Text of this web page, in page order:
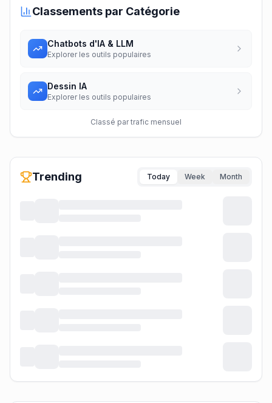
Classements par Catégorie
Chatbots d'IA & LLM
Explorer les outils populaires
Dessin IA
Explorer les outils populaires
Classé par trafic mensuel
Trending Today Week Month